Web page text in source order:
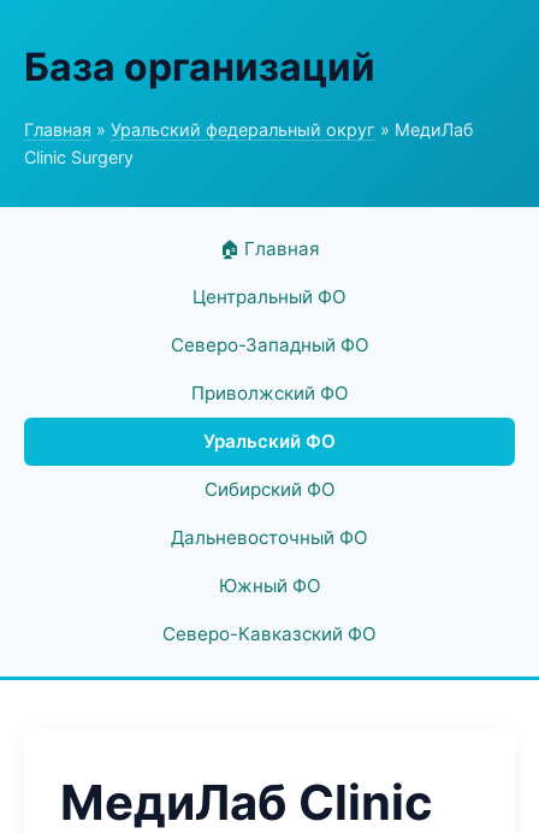
База организаций
Главная » Уральский федеральный округ » МедиЛаб
Clinic Surgery
🏠 Главная
Центральный ФО
Северо-Западный ФО
Приволжский ФО
Уральский ФО
Сибирский ФО
Дальневосточный ФО
Южный ФО
Северо-Кавказский ФО
МедиЛаб Clinic